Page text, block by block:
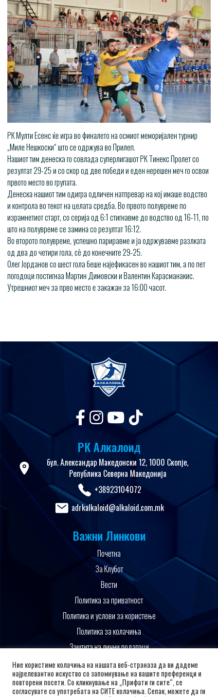
РК Мулти Есенс ќе игра во финалето на осмиот меморијален турнир
„Миле Нешкоски“ што се одржува во Прилеп.
Нашиот тим денеска го совлада суперлигашот РК Тинекс Пролет со
резултат 29-25 и со скор од две победи и еден нерешен меч го освои
првото место во групата.
Денеска нашиот тим одигра одличен натпревар на кој имаше водство
и контрола во текот на целата средба. Во првото полувреме по
израмнетиот старт, со серија од 6:1 стигнавме до водство од 16-11, по
што на полувреме се замина со резултат 16:12.
Во второто полувреме, успешно париравме и ја одржувавме разлката
од два до четири гола, сѐ до конечните 29-25.
Олег Јорданов со шест гола беше најефикасен во нашиот тим, а по пет
погодоци постигнаа Мартин Димовски и Валентин Карасманакис.
Утрешниот меч за прво место е закажан за 16:00 часот.
РК Алкалоид
бул. Александар Македонски 12, 1000 Скопје,
Република Северна Македонија
+38923104072
adrkalkaloid@alkaloid.com.mk
Важни Линкови
Почетна
За Клубот
Вести
Политика за приватност
Политика и услови за користење
Политика за колачиња
Заштита на лични податоци
Поддржано од
Ние користиме колачиња на нашата веб-страназа да ви дадеме
најрелевантно искуство со запомнување на вашите преференци и
повторени посети. Со кликнување на „Прифати ги сите“, се
согласувате со употребата на СИТЕ колачиња. Сепак, можете да ги